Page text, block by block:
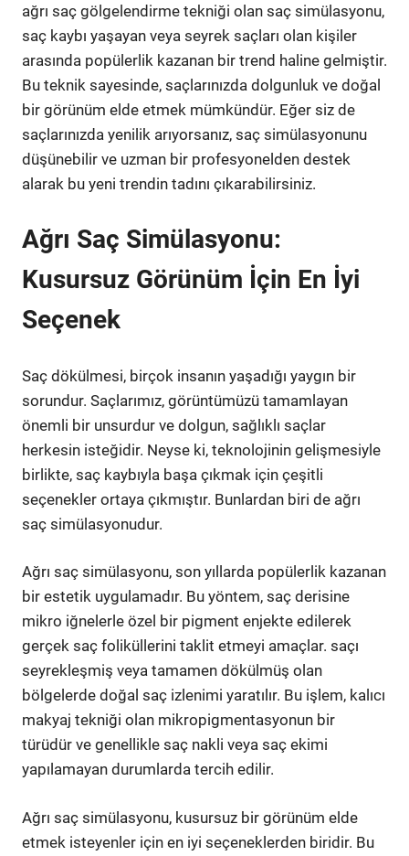
ağrı saç gölgelendirme tekniği olan saç simülasyonu,
saç kaybı yaşayan veya seyrek saçları olan kişiler
arasında popülerlik kazanan bir trend haline gelmiştir.
Bu teknik sayesinde, saçlarınızda dolgunluk ve doğal
bir görünüm elde etmek mümkündür. Eğer siz de
saçlarınızda yenilik arıyorsanız, saç simülasyonunu
düşünebilir ve uzman bir profesyonelden destek
alarak bu yeni trendin tadını çıkarabilirsiniz.
Ağrı Saç Simülasyonu:
Kusursuz Görünüm İçin En İyi
Seçenek
Saç dökülmesi, birçok insanın yaşadığı yaygın bir
sorundur. Saçlarımız, görüntümüzü tamamlayan
önemli bir unsurdur ve dolgun, sağlıklı saçlar
herkesin isteğidir. Neyse ki, teknolojinin gelişmesiyle
birlikte, saç kaybıyla başa çıkmak için çeşitli
seçenekler ortaya çıkmıştır. Bunlardan biri de ağrı
saç simülasyonudur.
Ağrı saç simülasyonu, son yıllarda popülerlik kazanan
bir estetik uygulamadır. Bu yöntem, saç derisine
mikro iğnelerle özel bir pigment enjekte edilerek
gerçek saç foliküllerini taklit etmeyi amaçlar. saçı
seyrekleşmiş veya tamamen dökülmüş olan
bölgelerde doğal saç izlenimi yaratılır. Bu işlem, kalıcı
makyaj tekniği olan mikropigmentasyonun bir
türüdür ve genellikle saç nakli veya saç ekimi
yapılamayan durumlarda tercih edilir.
Ağrı saç simülasyonu, kusursuz bir görünüm elde
etmek isteyenler için en iyi seçeneklerden biridir. Bu